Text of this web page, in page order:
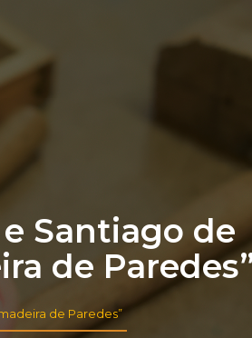
Santiago de
de
de Paredes”